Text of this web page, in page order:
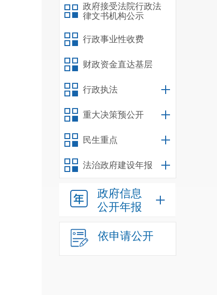
政府接受法院行政法
律文书机构公示
行政事业性收费
财政资金直达基层
行政执法
重大决策预公开
民生重点
法治政府建设年报
政府信息
公开年报
依申请公开